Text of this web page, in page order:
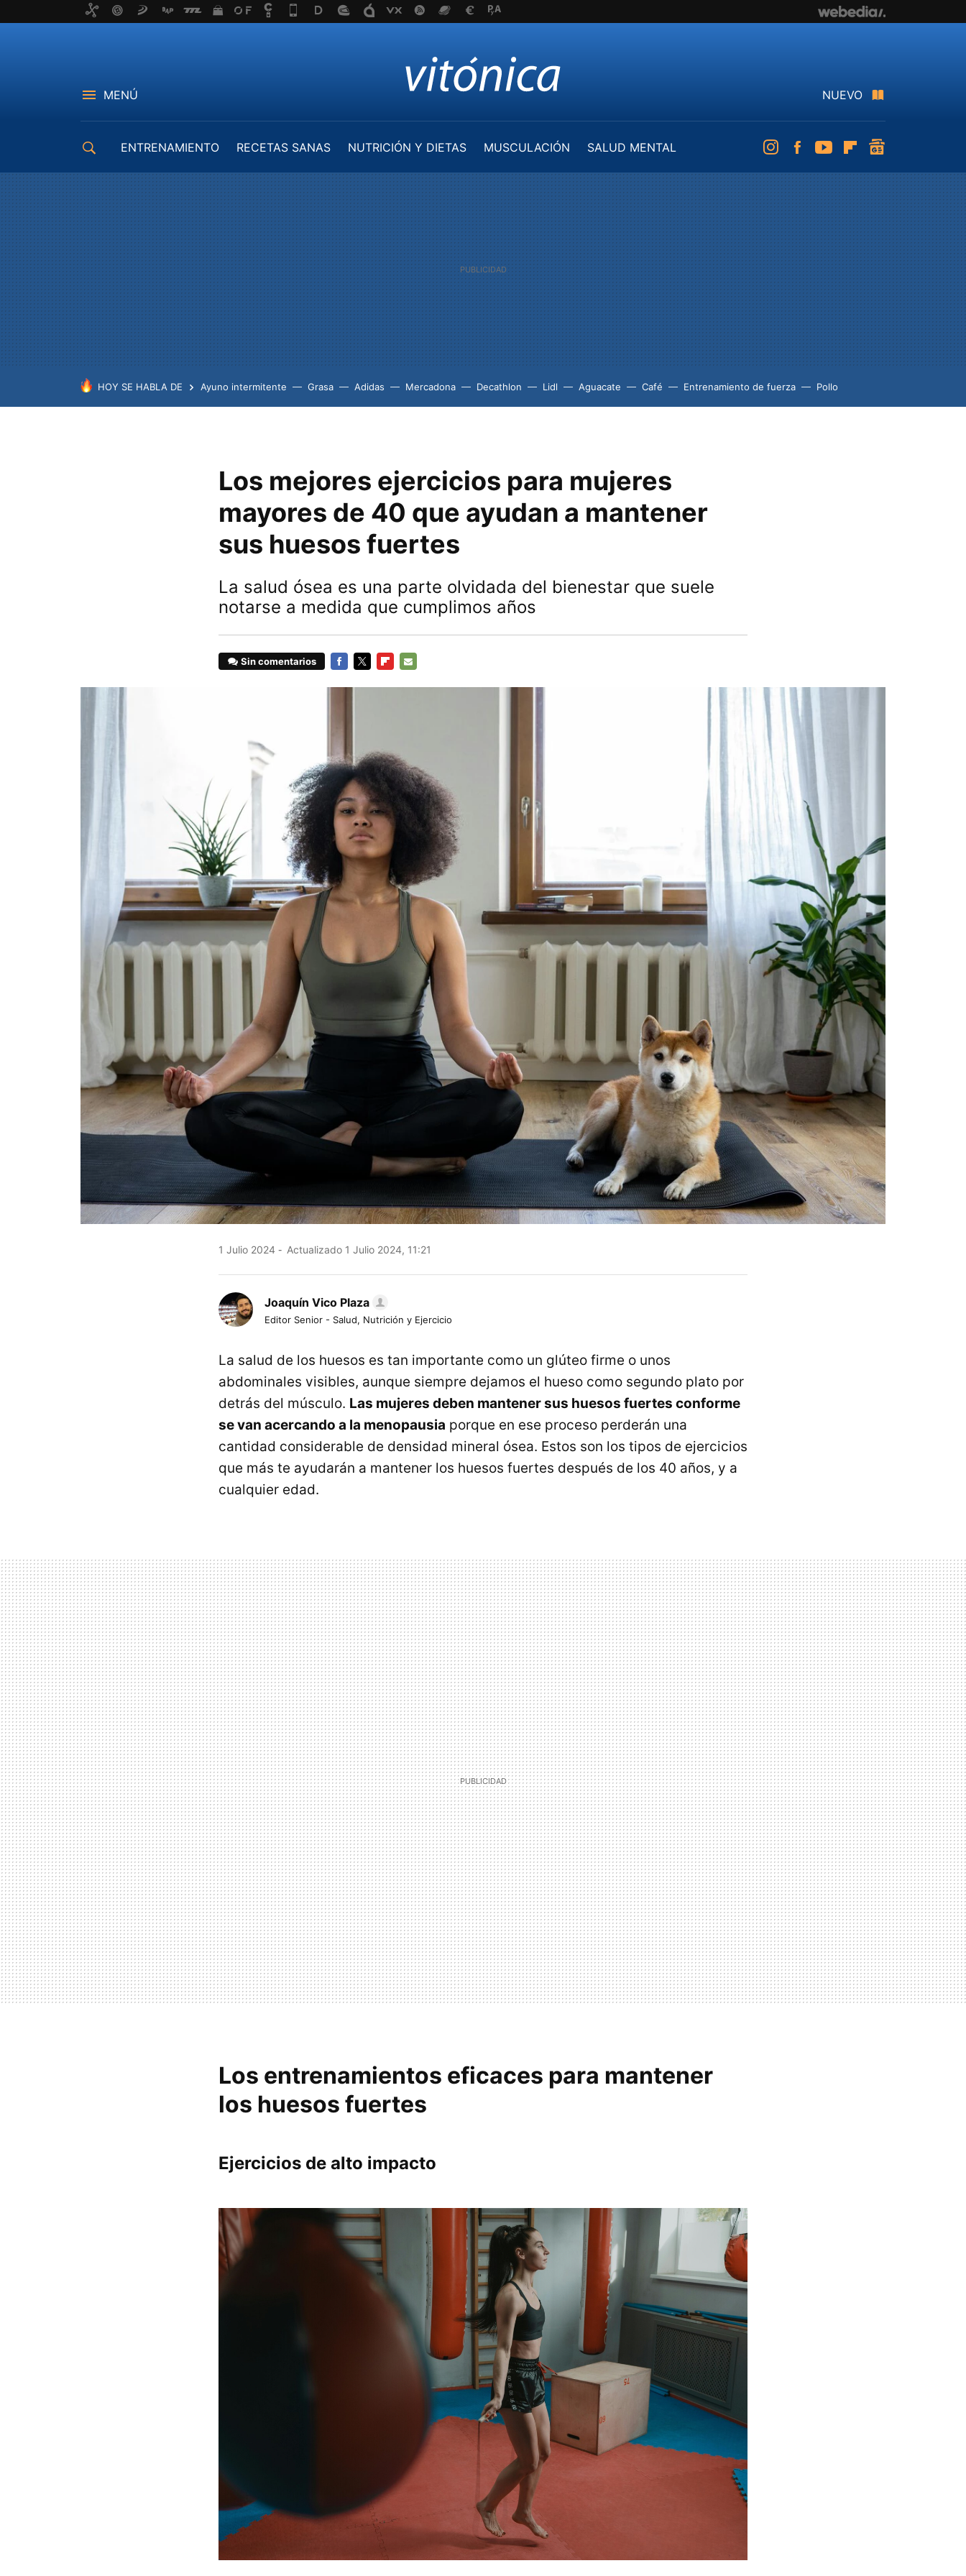
MENÚ NUEVO
ENTRENAMIENTO RECETAS SANAS NUTRICIÓN Y DIETAS MUSCULACIÓN
SALUD MENTAL
InstagramFacebookYoutubeFlipboard
HOY SE HABLA DE Ayuno intermitente Grasa Adidas Mercadona Decathlon Lidl Aguacate Café Entrenamiento de fuerza Pollo
Los mejores ejercicios para mujeres
mayores de 40 que ayudan a mantener
sus huesos fuertes
La salud ósea es una parte olvidada del bienestar que suele
notarse a medida que cumplimos años
Sin comentarios
1 Julio 2024 Actualizado 1 Julio 2024, 11:21
Joaquín Vico Plaza
Editor Senior - Salud, Nutrición y Ejercicio
La salud de los huesos es tan importante como un glúteo firme o unos
abdominales visibles, aunque siempre dejamos el hueso como segundo plato por
detrás del músculo. Las mujeres deben mantener sus huesos fuertes conforme
se van acercando a la menopausia porque en ese proceso perderán una
cantidad considerable de densidad mineral ósea. Estos son los tipos de ejercicios
que más te ayudarán a mantener los huesos fuertes después de los 40 años, y a
cualquier edad.
Los entrenamientos eficaces para mantener
los huesos fuertes
Ejercicios de alto impacto